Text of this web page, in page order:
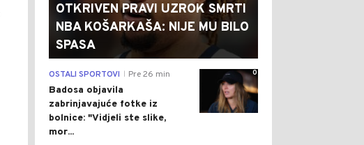
OTKRIVEN PRAVI UZROK SMRTI
NBA KOŠARKAŠA: NIJE MU BILO
SPASA
0
OSTALI SPORTOVI Pre 26 min
Badosa objavila
zabrinjavajuće fotke iz
bolnice: "Vidjeli ste slike,
mor...